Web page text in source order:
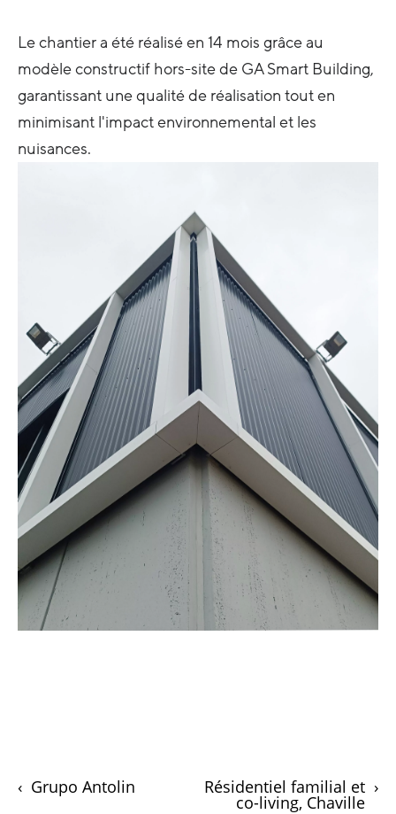
Le chantier a été réalisé en 14 mois grâce au
modèle constructif hors-site de GA Smart Building,
garantissant une qualité de réalisation tout en
minimisant l'impact environnemental et les
nuisances.
‹ Grupo Antolin ›
Résidentiel familial et
co-living, Chaville